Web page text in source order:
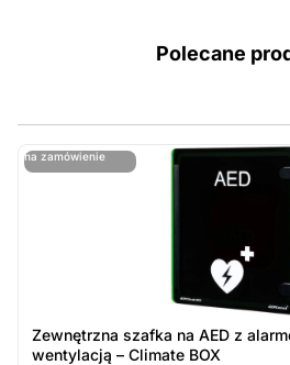
Polecane
na zamówienie
ostatnie sztuki
Zewnętrzna szafka na AED z
wentylacją – Climate BOX